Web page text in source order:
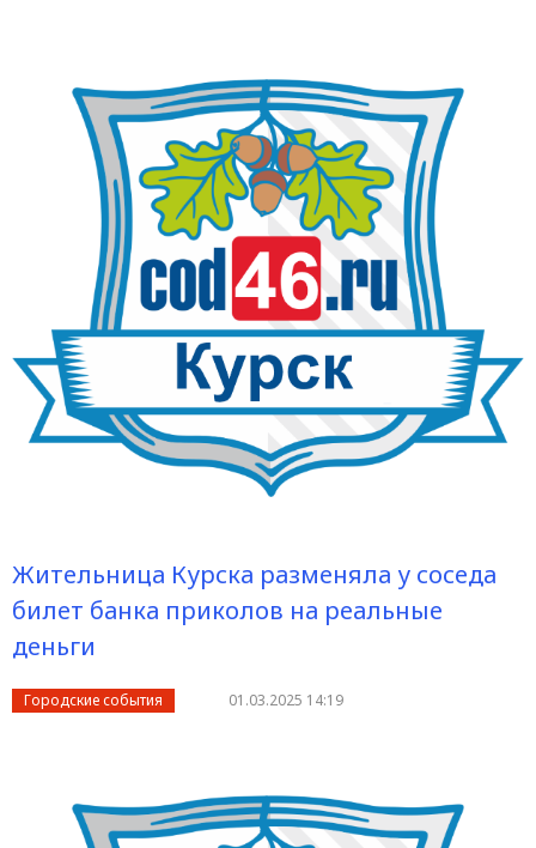
Жительница Курска разменяла у соседа
билет банка приколов на реальные
деньги
Городские события 01.03.2025 14:19